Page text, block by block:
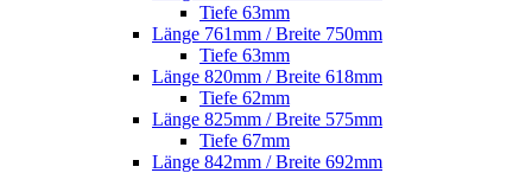
Tiefe 63mm
Länge 761mm / Breite 750mm
Tiefe 63mm
Länge 820mm / Breite 618mm
Tiefe 62mm
Länge 825mm / Breite 575mm
Tiefe 67mm
Länge 842mm / Breite 692mm